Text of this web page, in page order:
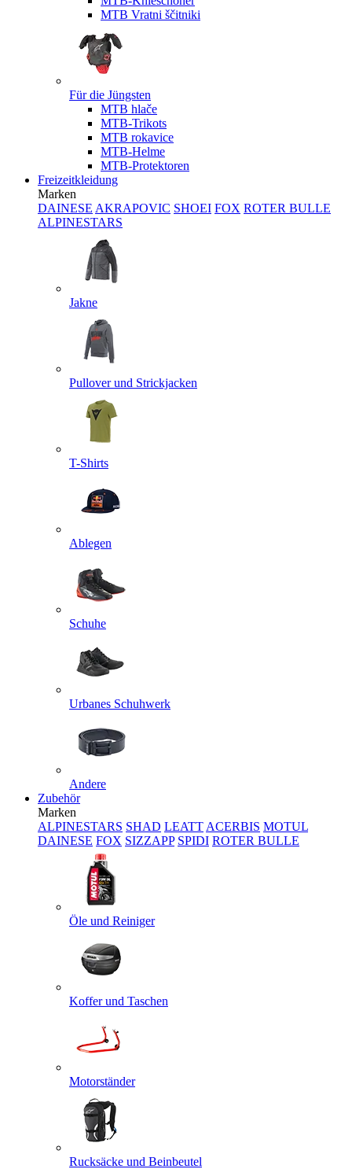
MTB Vratni ščitniki
Für die Jüngsten
MTB hlače
MTB-Trikots
MTB rokavice
MTB-Helme
MTB-Protektoren
Freizeitkleidung
Marken
DAINESE AKRAPOVIC SHOEI FOX ROTER BULLE
ALPINESTARS
Jakne
Pullover und Strickjacken
T-Shirts
Ablegen
Schuhe
Urbanes Schuhwerk
Andere
Zubehör
Marken
ALPINESTARS SHAD LEATT ACERBIS MOTUL
DAINESE FOX SIZZAPP SPIDI ROTER BULLE
Öle und Reiniger
Koffer und Taschen
Motorständer
Rucksäcke und Beinbeutel